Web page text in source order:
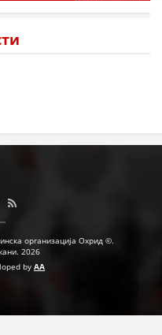
организација Охрид ©.
2026
by AA